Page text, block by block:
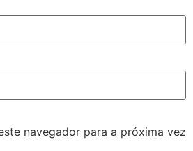
navegador para a próxima vez